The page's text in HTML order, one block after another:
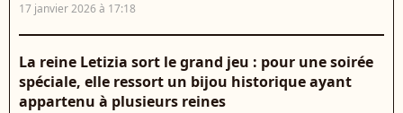
17 janvier 2026 à 17:18
La reine Letizia sort le grand jeu : pour une soirée
spéciale, elle ressort un bijou historique ayant
appartenu à plusieurs reines